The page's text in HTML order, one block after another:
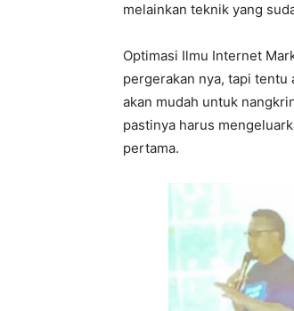
melainkan teknik yang
Optimasi Ilmu Internet
pergerakan nya, tapi
akan mudah untuk
pastinya harus
pertama.